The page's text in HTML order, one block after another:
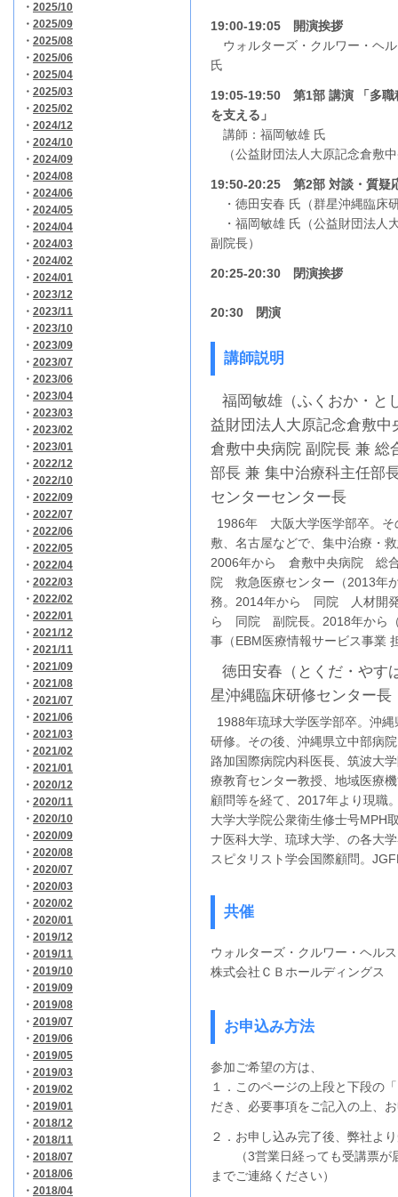
・ 2025/10
・ 2025/09
・ 2025/08
・ 2025/06
・ 2025/04
・ 2025/03
・ 2025/02
・ 2024/12
・ 2024/10
・ 2024/09
・ 2024/08
・ 2024/06
・ 2024/05
・ 2024/04
・ 2024/03
・ 2024/02
・ 2024/01
・ 2023/12
・ 2023/11
・ 2023/10
・ 2023/09
・ 2023/07
・ 2023/06
・ 2023/04
・ 2023/03
・ 2023/02
・ 2023/01
・ 2022/12
・ 2022/10
・ 2022/09
・ 2022/07
・ 2022/06
・ 2022/05
・ 2022/04
・ 2022/03
・ 2022/02
・ 2022/01
・ 2021/12
・ 2021/11
・ 2021/09
・ 2021/08
・ 2021/07
・ 2021/06
・ 2021/03
・ 2021/02
・ 2021/01
・ 2020/12
・ 2020/11
・ 2020/10
・ 2020/09
・ 2020/08
・ 2020/07
・ 2020/03
・ 2020/02
・ 2020/01
・ 2019/12
・ 2019/11
・ 2019/10
・ 2019/09
・ 2019/08
・ 2019/07
・ 2019/06
・ 2019/05
・ 2019/03
・ 2019/02
・ 2019/01
・ 2018/12
・ 2018/11
・ 2018/07
・ 2018/06
・ 2018/04
19:00-19:05 開演挨拶
ウォルターズ・クルワー・ヘ
氏
19:05-19:50 第1部 講演 「多
を支える」
講師：福岡敏雄 氏
（公益財団法人大原記念倉敷
19:50-20:25 第2部 対談・質疑
・徳田安春 氏（群星沖縄臨床
・福岡敏雄 氏（公益財団法人
副院長）
20:25-20:30 閉演挨拶
20:30 閉演
講師説明
福岡敏雄（ふくおか・と
益財団法人大原記念倉敷
倉敷中央病院 副院長 兼 総
部長 兼 集中治療科主任部
センターセンター長
1986年 大阪大学医学部卒。そ
敷、名古屋などで、集中治療・
2006年から 倉敷中央病院 総
院 救急医療センター（2013年
務。2014年から 同院 人材開発
ら 同院 副院長。2018年から
事（EBM医療情報サービス事業
徳田安春（とくだ・やす
星沖縄臨床研修センター長
1988年琉球大学医学部卒。沖縄
研修。その後、沖縄県立中部病
路加国際病院内科医長、筑波大
療教育センター教授、地域医療
顧問等を経て、2017年より現職
大学大学院公衆衛生修士号MPH
ナ医科大学、琉球大学、の各大
スピタリスト学会国際顧問。
共催
ウォルターズ・クルワー・ヘルス
株式会社ＣＢホールディングス
お申込み方法
参加ご希望の方は、
１．このページの上段と下段の
だき、必要事項をご記入の上、
２．お申し込み完了後、弊社よ
（3営業日経っても受講票が
までご連絡ください）